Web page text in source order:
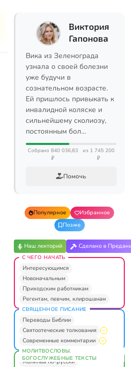
Виктория
Гапонова
Вика из Зеленограда
узнала о своей болезни
уже будучи в
сознательном возрасте.
Ей пришлось привыкать к
инвалидной коляске и
сильнейшему сколиозу,
постоянным бол…
Собрано 840 036,83
₽
из 1 745 200
₽
Помочь
Популярное
Избранное
Позже
Наш лекторий Сделано в
С ЧЕГО НАЧАТЬ
Интересующимся
Новоначальным
Приходским работникам
Регентам, певчим, клирошанам
СВЯЩЕННОЕ ПИСАНИЕ
Переводы Библии
Святоотеческие толкования
Современные комментарии
МОЛИТВОСЛОВЫ.
БОГОСЛУЖЕБНЫЕ ТЕКСТЫ
Молитвы по-русски